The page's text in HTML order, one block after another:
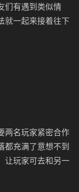
们有遇到类似情
就一起来接着往下
两名玩家紧密合作
都充满了意想不到
让玩家可去和另一